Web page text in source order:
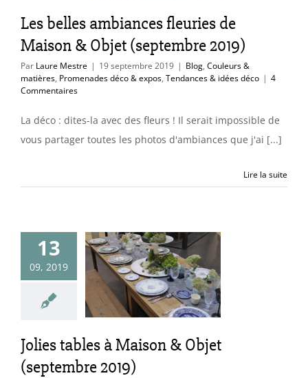
& idées déco
Les belles ambiances fleuries de
Maison & Objet (septembre 2019)
Par Laure Mestre | 19 septembre 2019 | Blog, Couleurs &
matières, Promenades déco & expos, Tendances & idées déco | 4
Commentaires
La déco : dites-la avec des fleurs ! Il serait impossible de
vous partager toutes les photos d'ambiances que j'ai [...]
Lire la suite
13
09, 2019
tables à
& Objet
2019)
& matières
déco
Jolies tables à Maison & Objet
(septembre 2019)